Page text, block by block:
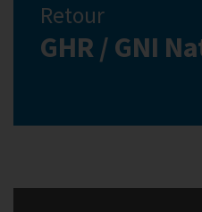
Retour
GHR / GNI